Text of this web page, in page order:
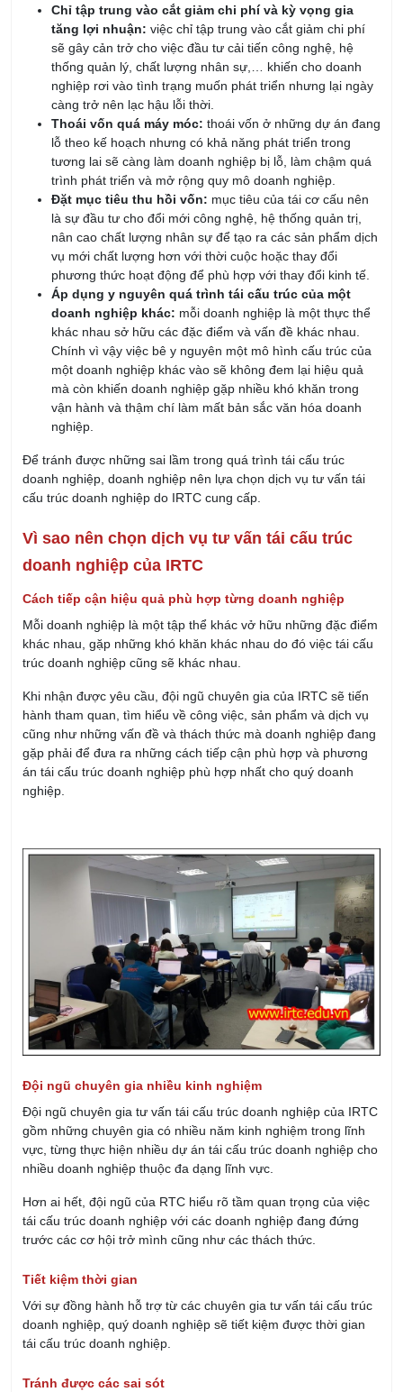
Chỉ tập trung vào cắt giảm chi phí và kỳ vọng gia
tăng lợi nhuận: việc chỉ tập trung vào cắt giảm chi phí
sẽ gây cản trở cho việc đầu tư cải tiến công nghệ, hệ
thống quản lý, chất lượng nhân sự,… khiến cho doanh
nghiệp rơi vào tình trạng muốn phát triển nhưng lại ngày
càng trở nên lạc hậu lỗi thời.
Thoái vốn quá máy móc: thoái vốn ở những dự án đang
lỗ theo kế hoạch nhưng có khả năng phát triển trong
tương lai sẽ càng làm doanh nghiệp bị lỗ, làm chậm quá
trình phát triển và mở rộng quy mô doanh nghiệp.
Đặt mục tiêu thu hồi vốn: mục tiêu của tái cơ cấu nên
là sự đầu tư cho đổi mới công nghệ, hệ thống quản trị,
nân cao chất lượng nhân sự để tạo ra các sản phẩm dịch
vụ mới chất lượng hơn với thời cuộc hoặc thay đổi
phương thức hoạt động để phù hợp với thay đổi kinh tế.
Áp dụng y nguyên quá trình tái cấu trúc của một
doanh nghiệp khác: mỗi doanh nghiệp là một thực thể
khác nhau sở hữu các đặc điểm và vấn đề khác nhau.
Chính vì vậy việc bê y nguyên một mô hình cấu trúc của
một doanh nghiệp khác vào sẽ không đem lại hiệu quả
mà còn khiến doanh nghiệp gặp nhiều khó khăn trong
vận hành và thậm chí làm mất bản sắc văn hóa doanh
nghiệp.
Để tránh được những sai lầm trong quá trình tái cấu trúc
doanh nghiệp, doanh nghiệp nên lựa chọn dịch vụ tư vấn tái
cấu trúc doanh nghiệp do IRTC cung cấp.
Vì sao nên chọn dịch vụ tư vấn tái cấu trúc
doanh nghiệp của IRTC
Cách tiếp cận hiệu quả phù hợp từng doanh nghiệp
Mỗi doanh nghiệp là một tập thể khác vở hữu những đặc điểm
khác nhau, gặp những khó khăn khác nhau do đó việc tái cấu
trúc doanh nghiệp cũng sẽ khác nhau.
Khi nhận được yêu cầu, đội ngũ chuyên gia của IRTC sẽ tiến
hành tham quan, tìm hiểu về công việc, sản phẩm và dịch vụ
cũng như những vấn đề và thách thức mà doanh nghiệp đang
gặp phải để đưa ra những cách tiếp cận phù hợp và phương
án tái cấu trúc doanh nghiệp phù hợp nhất cho quý doanh
nghiệp.
Đội ngũ chuyên gia nhiều kinh nghiệm
Đội ngũ chuyên gia tư vấn tái cấu trúc doanh nghiệp của IRTC
gồm những chuyên gia có nhiều năm kinh nghiệm trong lĩnh
vực, từng thực hiện nhiều dự án tái cấu trúc doanh nghiệp cho
nhiều doanh nghiệp thuộc đa dạng lĩnh vực.
Hơn ai hết, đội ngũ của RTC hiểu rõ tầm quan trọng của việc
tái cấu trúc doanh nghiệp với các doanh nghiệp đang đứng
trước các cơ hội trở mình cũng như các thách thức.
Tiết kiệm thời gian
Với sự đồng hành hỗ trợ từ các chuyên gia tư vấn tái cấu trúc
doanh nghiệp, quý doanh nghiệp sẽ tiết kiệm được thời gian
tái cấu trúc doanh nghiệp.
Tránh được các sai sót